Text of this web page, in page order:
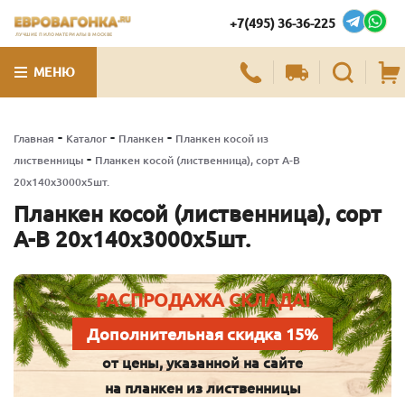
ЛУЧШИЕ ПИЛОМАТЕРИАЛЫ В МОСКВЕ
+7(495) 36-36-225
МЕНЮ
Главная - Каталог - Планкен - Планкен косой из
лиственницы - Планкен косой (лиственница), сорт А-В
20х140х3000х5шт.
Планкен косой (лиственница), сорт
А-В 20х140х3000х5шт.
РАСПРОДАЖА СКЛАДА!
Дополнительная скидка 15%
от цены, указанной на сайте
на планкен из лиственницы